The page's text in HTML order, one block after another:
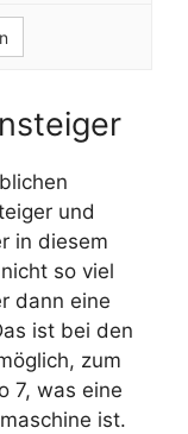
und
in diesem
so viel
dann eine
ist bei den
zum
7, was eine
ist.